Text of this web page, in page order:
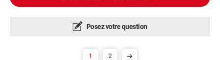
Posez votre question
1 2